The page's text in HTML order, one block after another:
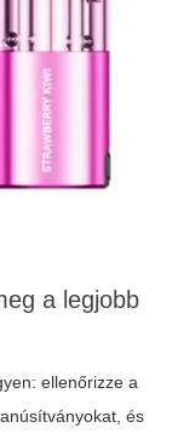
a legjobb
ellenőrizze a
és